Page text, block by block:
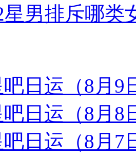
星男排斥哪类
日运（8月9
日运（8月8
日运（8月7